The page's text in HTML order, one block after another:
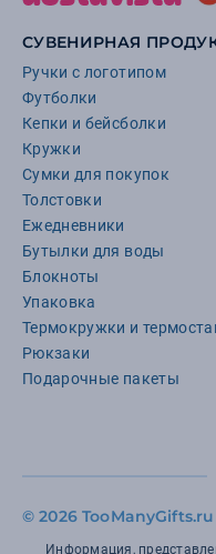
СУВЕНИРНАЯ
Ручки с логотипом
Футболки
Кепки и бейсболки
Кружки
Сумки для покупок
Толстовки
Ежедневники
Бутылки для воды
Блокноты
Упаковка
Термокружки и
Рюкзаки
Подарочные пакеты
© 2026 TooManyGifts.ru
Информация,